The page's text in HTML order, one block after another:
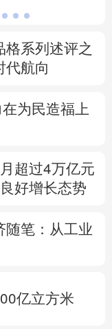
重庆
格系列述评之
代航向
为民造福上
超过4万亿元
好增长态势
随笔：从工业
亿立方米